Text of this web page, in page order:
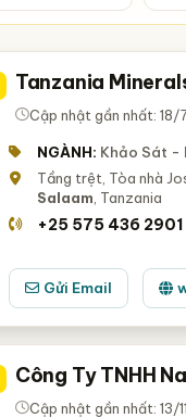
Tanzania
Cập nhật gần nhất: 18/
NGÀNH: Khảo Sát -
Tầng trệt, Tòa nhà
Salaam , Tanzania
+25 575 436 2901
Gửi Email
Công Ty TNHH
Cập nhật gần nhất: 13/